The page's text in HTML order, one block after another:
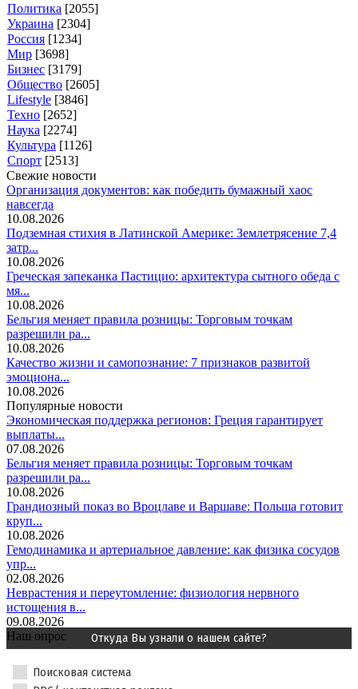
Политика [2055]
Украина [2304]
Россия [1234]
Мир [3698]
Бизнес [3179]
Общество [2605]
Lifestyle [3846]
Техно [2652]
Наука [2274]
Культура [1126]
Спорт [2513]
Свежие новости
Организация документов: как победить бумажный хаос
навсегда
10.08.2026
Подземная стихия в Латинской Америке: Землетрясение 7,4
затр...
10.08.2026
Греческая запеканка Пастицио: архитектура сытного обеда с
мя...
10.08.2026
Бельгия меняет правила розницы: Торговым точкам
разрешили ра...
10.08.2026
Качество жизни и самопознание: 7 признаков развитой
эмоциона...
10.08.2026
Популярные новости
Экономическая поддержка регионов: Греция гарантирует
выплаты...
07.08.2026
Бельгия меняет правила розницы: Торговым точкам
разрешили ра...
10.08.2026
Грандиозный показ во Вроцлаве и Варшаве: Польша готовит
круп...
10.08.2026
Гемодинамика и артериальное давление: как физика сосудов
упр...
02.08.2026
Неврастения и переутомление: физиология нервного
истощения в...
09.08.2026
Наш опрос
Откуда Вы узнали о нашем сайте?
Поисковая система